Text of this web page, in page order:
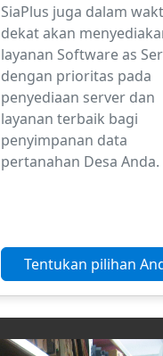
SiaPlus juga dalam
dekat akan
layanan Software as
dengan prioritas pada
penyediaan server dan
layanan terbaik bagi
penyimpanan data
pertanahan Desa Anda.
Tentukan pilihan